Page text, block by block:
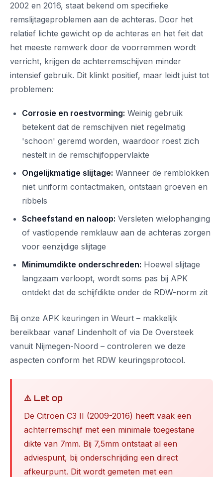
2002 en 2016, staat bekend om specifieke
remslijtageproblemen aan de achteras. Door het
relatief lichte gewicht op de achteras en het feit dat
het meeste remwerk door de voorremmen wordt
verricht, krijgen de achterremschijven minder
intensief gebruik. Dit klinkt positief, maar leidt juist tot
problemen:
Corrosie en roestvorming: Weinig gebruik
betekent dat de remschijven niet regelmatig
'schoon' geremd worden, waardoor roest zich
nestelt in de remschijfoppervlakte
Ongelijkmatige slijtage: Wanneer de remblokken
niet uniform contactmaken, ontstaan groeven en
ribbels
Scheefstand en naloop: Versleten wielophanging
of vastlopende remklauw aan de achteras zorgen
voor eenzijdige slijtage
Minimumdikte onderschreden: Hoewel slijtage
langzaam verloopt, wordt soms pas bij APK
ontdekt dat de schijfdikte onder de RDW-norm zit
Bij onze APK keuringen in Weurt – makkelijk
bereikbaar vanaf Lindenholt of via De Oversteek
vanuit Nijmegen-Noord – controleren we deze
aspecten conform het RDW keuringsprotocol.
⚠️ Let op
De Citroen C3 II (2009-2016) heeft vaak een
achterremschijf met een minimale toegestane
dikte van 7mm. Bij 7,5mm ontstaat al een
adviespunt, bij onderschrijding een direct
afkeurpunt. Dit wordt gemeten met een